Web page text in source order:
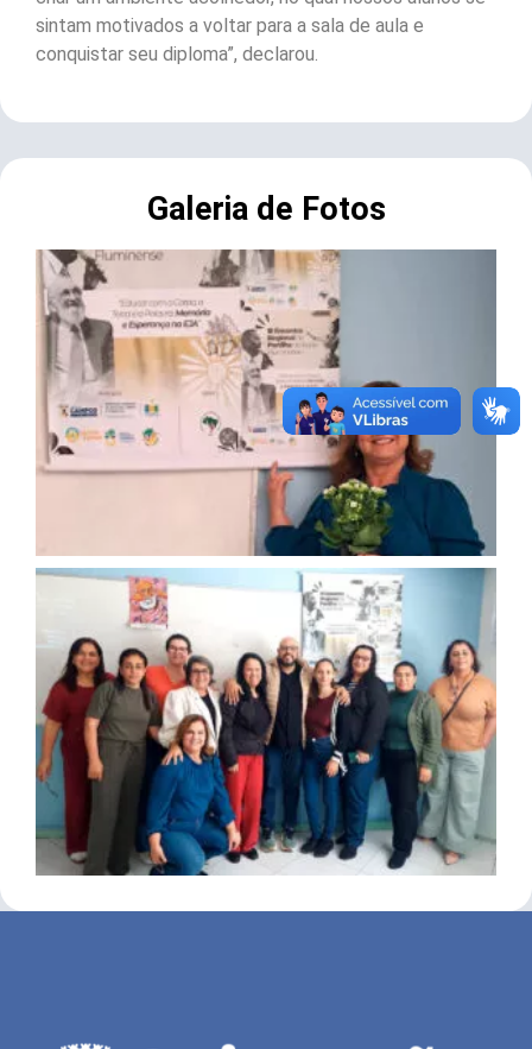
sintam motivados a voltar para a sala de aula e
conquistar seu diploma”, declarou.
Galeria de Fotos